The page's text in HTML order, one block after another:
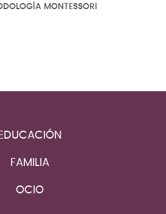
MONTESSORI
EDUCACIÓN
FAMILIA
OCIO